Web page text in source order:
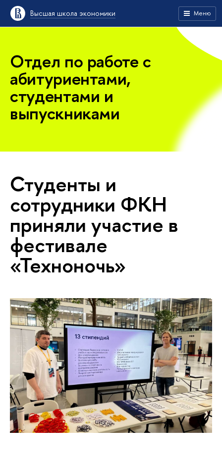
Высшая школа экономики Меню
Отдел по работе с
абитуриентами,
студентами и
выпускниками
Студенты и
сотрудники ФКН
приняли участие в
фестивале
«Техноночь»